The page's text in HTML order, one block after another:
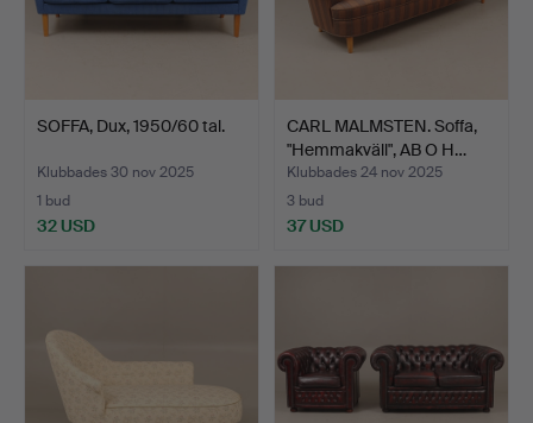
SOFFA, Dux, 1950/60 tal.
Klubbades 30 nov 2025
1 bud
32 USD
CARL MALMSTEN. Soffa,
"Hemmakväll", AB O H…
Klubbades 24 nov 2025
3 bud
37 USD